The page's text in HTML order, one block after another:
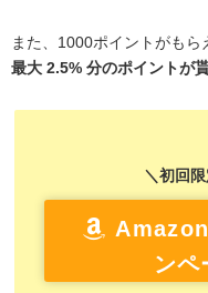
また、1000ポイントがもら
最大 2.5% 分のポイントが
＼初回
ンペ